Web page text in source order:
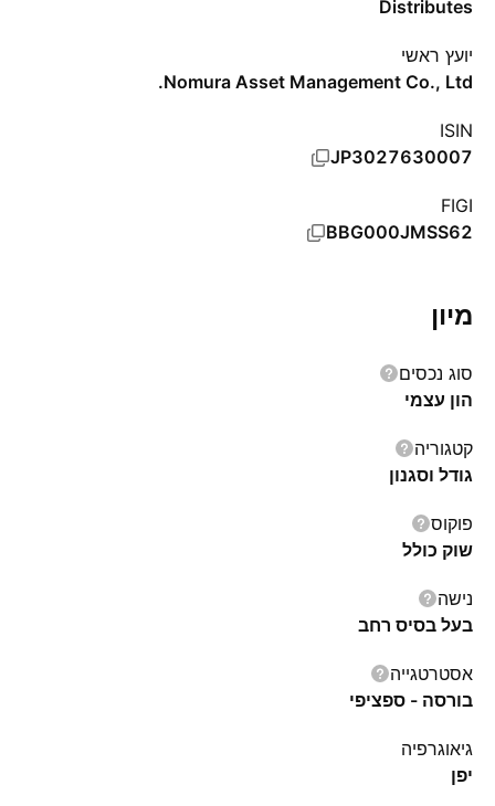
Distributes
יועץ ראשי
Nomura Asset Management Co., Ltd.
ISIN
JP3027630007
FIGI
BBG000JMSS62
מיון
סוג נכסים
הון עצמי
קטגוריה
גודל וסגנון
פוקוס
שוק כולל
נישה
בעל בסיס רחב
אסטרטגייה
בורסה - ספציפי
גיאוגרפיה
יפן‏